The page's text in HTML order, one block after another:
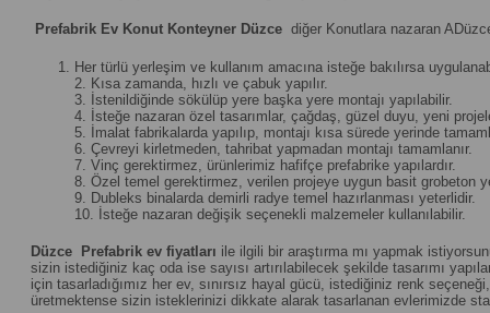
Prefabrik Ev Konut Konteyner Düzce diğer Konutlara nazaran
Her türlü yerleşim ve kullanım amacına isteğe bakılırsa
2. Kısa zamanda, hızlı ve çabuk yapılır.
3. İstenildiğinde sökülüp yere başka yere montajı yapılabilir.
4. İsteğe nazaran özel tasarımlar, çağdaş, güzel duyu, yeni
5. İmalat fabrikalarda yapılıp, montajı kısa sürede yerinde
6. Çevreyi kirletmeden, tahribat yapmadan montajı tamamlanır.
7. Vinç gerektirmez, ürünlerimiz hafifçe prefabrike yapılardır.
8. Özel temel gerektirmez, verilen projeye uygun basit grobeton
9. Dubleks binalarda demirli radye temel hazırlanması yeterlidir.
10. İsteğe nazaran değişik seçenekli malzemeler kullanılabilir.
Düzce Prefabrik ev fiyatları ile ilgili bir araştırma mı yapmak
sizin istediğiniz kaç oda ise sayısı artırılabilecek şekilde tasarımı
için tasarladığımız her ev, sınırsız hayal gücü, istediğiniz renk
üretmektense sizin isteklerinizi dikkate alarak tasarlanan evlerimizde